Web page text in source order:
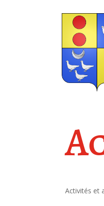
Activités et